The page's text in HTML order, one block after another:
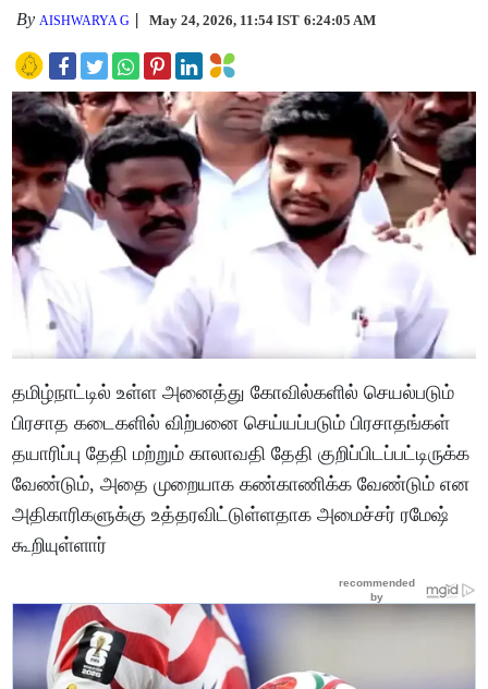
By AISHWARYA G May 24, 2026, 11:54 IST 6:24:05 AM
தமிழ்நாட்டில் உள்ள அனைத்து கோவில்களில் செயல்படும்
பிரசாத கடைகளில் விற்பனை செய்யப்படும் பிரசாதங்கள்
தயாரிப்பு தேதி மற்றும் காலாவதி தேதி குறிப்பிடப்பட்டிருக்க
வேண்டும், அதை முறையாக கண்காணிக்க வேண்டும் என
அதிகாரிகளுக்கு உத்தரவிட்டுள்ளதாக அமைச்சர் ரமேஷ்
கூறியுள்ளார்